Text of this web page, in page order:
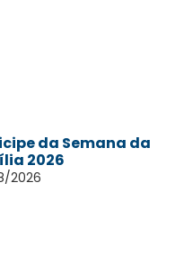
da Semana da
2026
2026